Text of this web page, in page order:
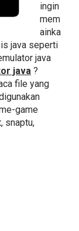
ingin
mem
ainka
java seperti
java
java ?
file yang
game
snaptu,